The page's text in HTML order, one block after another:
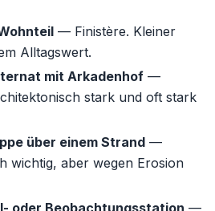
— Finistère. Kleiner
Alltagswert.
mit Arkadenhof —
stark und oft stark
über einem Strand —
wichtig, aber wegen Erosion
oder Beobachtungsstation —